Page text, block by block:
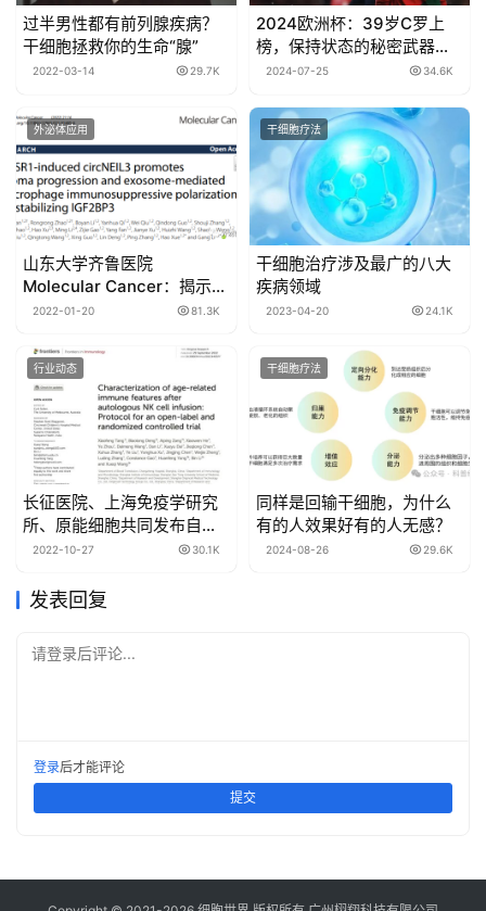
过半男性都有前列腺疾病？
干细胞拯救你的生命“腺”
2022-03-14 29.7K
2024欧洲杯：39岁C罗上
榜，保持状态的秘密武器竟
然是干细胞
2024-07-25 34.6K
外泌体应用
山东大学齐鲁医院
Molecular Cancer：揭示脑
胶质瘤外泌体促进肿瘤免疫
2022-01-20 81.3K
干细胞疗法
干细胞治疗涉及最广的八大
疾病领域
2023-04-20 24.1K
行业动态
长征医院、上海免疫学研究
所、原能细胞共同发布自体
NK细胞输注影响衰老的研究
2022-10-27 30.1K
干细胞疗法
同样是回输干细胞，为什么
有的人效果好有的人无感？
2024-08-26 29.6K
发表回复
请登录后评论...
登录后才能评论
提交